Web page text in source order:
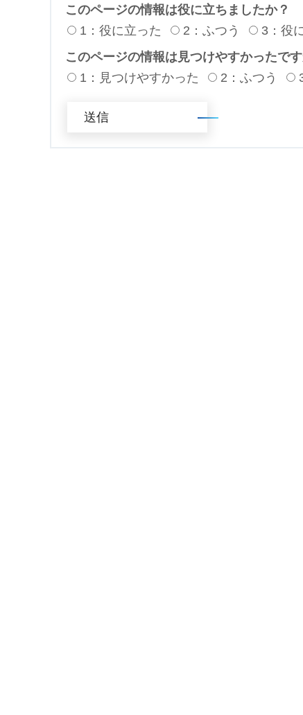
このページの情報は役に立ちましたか？
1：役に立った
2：ふつう
3：役
このページの情報は見つけやすかったです
1：見つけやすかった
2：ふつう